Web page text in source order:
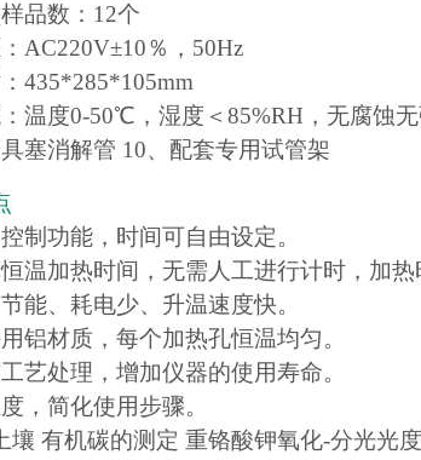
品数：12个
AC220V±10％，50Hz
435*285*105mm
温度0-50℃，湿度＜85%RH，无腐蚀
塞消解管 10、配套专用试管架
制功能，时间可自由设定。
温加热时间，无需人工进行计时，加热
能、耗电少、升温速度快。
铝材质，每个加热孔恒温均匀。
艺处理，增加仪器的使用寿命。
，简化使用步骤。
壤 有机碳的测定 重铬酸钾氧化-分光光